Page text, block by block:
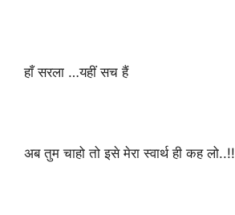
हाँ सरला …यहीं सच हैं
अब तुम चाहो तो इसे मेरा स्वार्थ ही कह लो..!!